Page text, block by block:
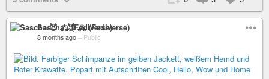
Sascha 😈 ⁂ (Fediverse)
8 months ago – Public